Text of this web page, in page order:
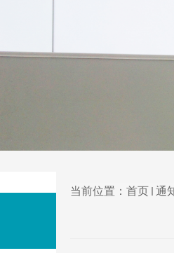
当前位置： 首页 通